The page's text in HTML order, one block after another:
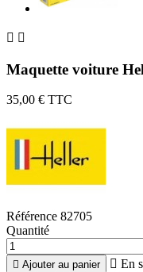
 
Maquette voiture
35,00 € TTC
Référence 82705
Quantité
 Ajouter au panier  En